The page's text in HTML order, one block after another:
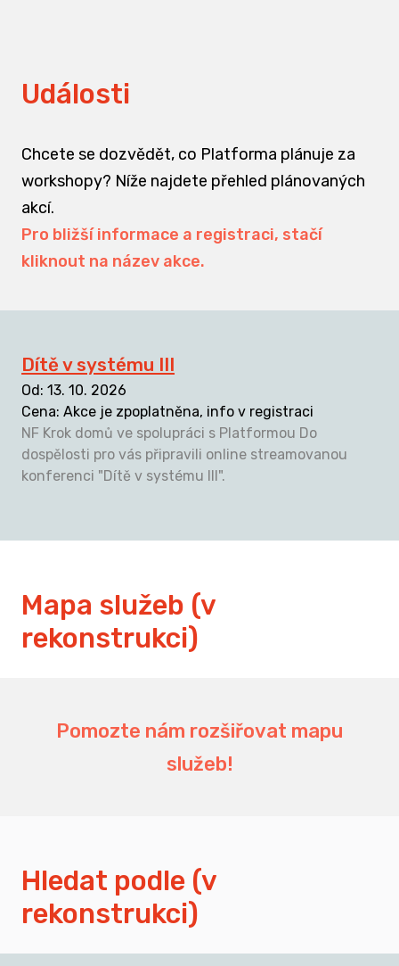
Události
Chcete se dozvědět, co Platforma plánuje za
workshopy? Níže najdete přehled plánovaných
akcí.
Pro bližší informace a registraci, stačí
kliknout na název akce.
Dítě v systému III
Od: 13. 10. 2026
Cena: Akce je zpoplatněna, info v registraci
NF Krok domů ve spolupráci s Platformou Do
dospělosti pro vás připravili online streamovanou
konferenci "Dítě v systému III".
Mapa služeb (v
rekonstrukci)
Pomozte nám rozšiřovat mapu
služeb!
Hledat podle (v
rekonstrukci)